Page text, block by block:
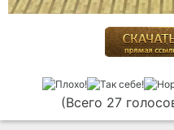
(Всего 27